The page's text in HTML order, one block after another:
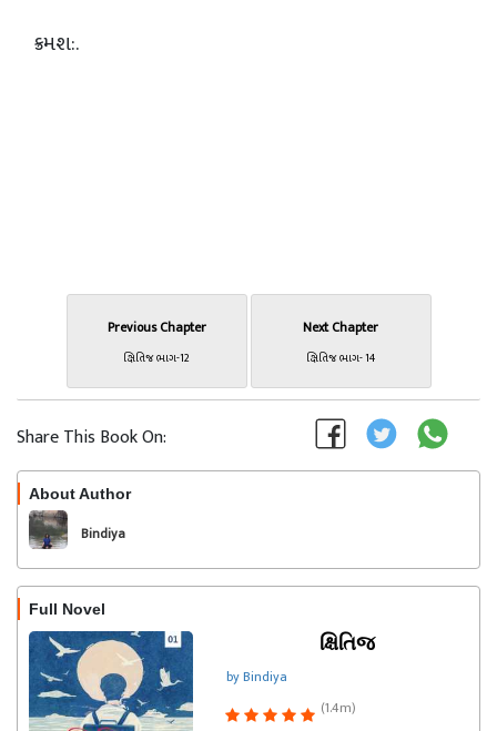
ક્રમશ:.
Previous Chapter
ક્ષિતિજ ભાગ-12
Next Chapter
ક્ષિતિજ ભાગ- 14
Share This Book On:
About Author
Bindiya
Full Novel
ક્ષિતિજ
by Bindiya
(1.4m)